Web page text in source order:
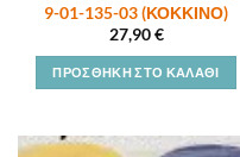
9-01-135-03 (ΚΟΚΚΙΝΟ)
27,90€
ΠΡΟΣΘΉΚΗ ΣΤΟ ΚΑΛΆΘΙ